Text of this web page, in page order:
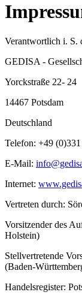
Verantwortlich i. S.
GEDISA -
Yorckstraße 22- 24
14467 Potsdam
Deutschland
Telefon: +49
E-Mail:
Internet:
Vertreten durch:
Vorsitzender des
Holstein)
Stellvertretende
(Baden-
Handelsregister: